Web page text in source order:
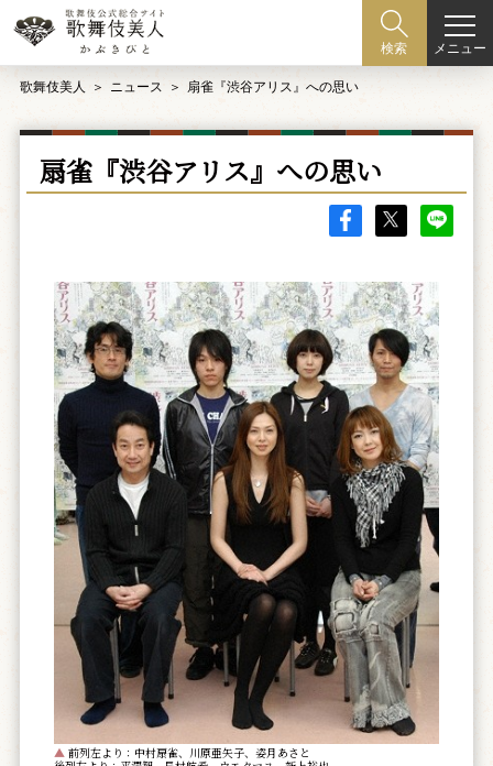
検索 メニュー
歌舞伎美人 ニュース 扇雀『渋谷アリス』への思い
扇雀『渋谷アリス』への思い
▲ 前列左より：中村扇雀、川原亜矢子、姿月あさと